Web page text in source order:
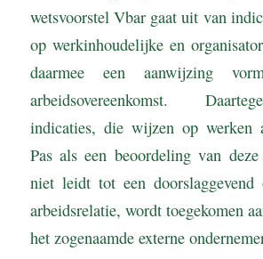
wetsvoorstel Vbar gaat uit van
op werkinhoudelijke en
daarmee een aanwijzing
arbeidsovereenkomst.
indicaties, die wijzen op werken
Pas als een beoordeling van deze
niet leidt tot een doorslaggevend
arbeidsrelatie, wordt toegekomen
het zogenaamde externe